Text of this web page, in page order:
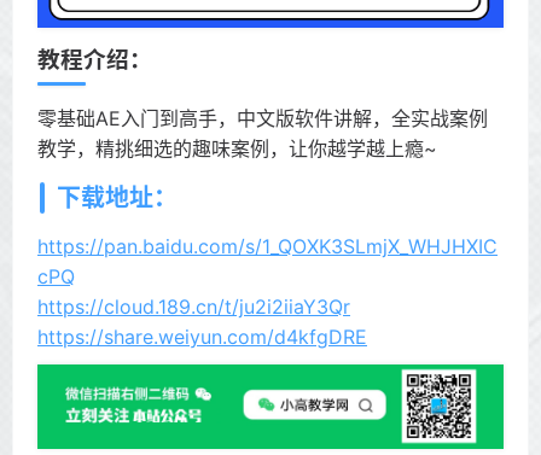
教程介绍：
零基础AE入门到高手，中文版软件讲解，全实战案例
教学，精挑细选的趣味案例，让你越学越上瘾~
下载地址：
https://pan.baidu.com/s/1_QOXK3SLmjX_WHJHXIC
cPQ
https://cloud.189.cn/t/ju2i2iiaY3Qr
https://share.weiyun.com/d4kfgDRE